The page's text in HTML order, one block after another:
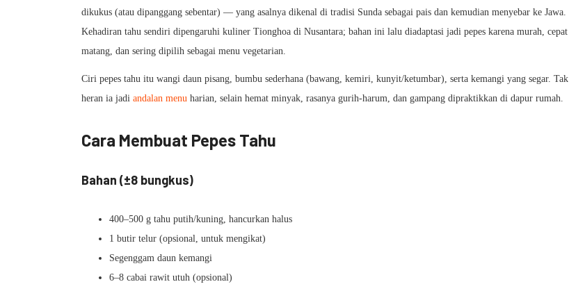
dikukus (atau dipanggang sebentar) — yang asalnya dikenal di tradisi Sunda sebagai pais dan kemudian menyebar ke Jawa.
Kehadiran tahu sendiri dipengaruhi kuliner Tionghoa di Nusantara; bahan ini lalu diadaptasi jadi pepes karena murah, cepat
matang, dan sering dipilih sebagai menu vegetarian.
Ciri pepes tahu itu wangi daun pisang, bumbu sederhana (bawang, kemiri, kunyit/ketumbar), serta kemangi yang segar. Tak
heran ia jadi andalan menu harian, selain hemat minyak, rasanya gurih-harum, dan gampang dipraktikkan di dapur rumah.
Cara Membuat Pepes Tahu
Bahan (±8 bungkus)
400–500 g tahu putih/kuning, hancurkan halus
1 butir telur (opsional, untuk mengikat)
Segenggam daun kemangi
6–8 cabai rawit utuh (opsional)